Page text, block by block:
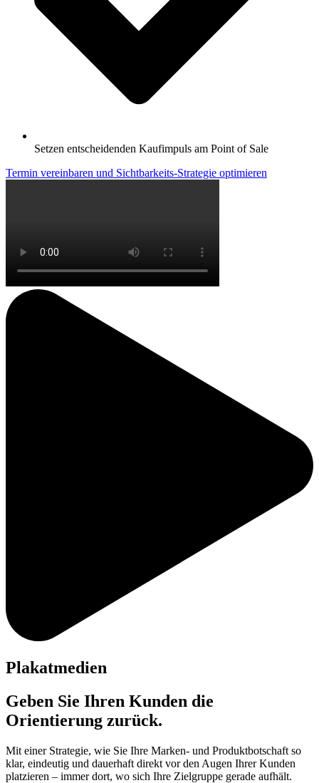
Setzen entscheidenden Kaufimpuls am Point of Sale
Termin vereinbaren und Sichtbarkeits-Strategie optimieren
Plakatmedien
Geben Sie Ihren Kunden die
Orientierung zurück.
Mit einer Strategie, wie Sie Ihre Marken- und Produktbotschaft so
klar, eindeutig und dauerhaft direkt vor den Augen Ihrer Kunden
platzieren – immer dort, wo sich Ihre Zielgruppe gerade aufhält.